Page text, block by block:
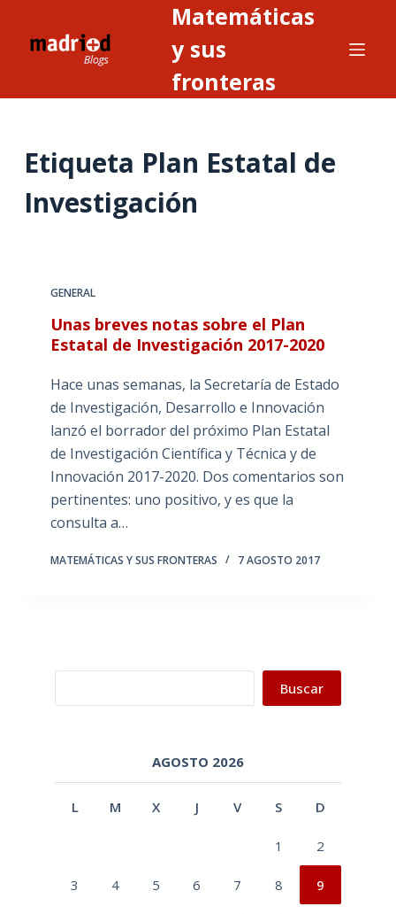
Matemáticas
y sus
fronteras
Etiqueta Plan Estatal de
Investigación
GENERAL
Unas breves notas sobre el Plan
Estatal de Investigación 2017-2020
Hace unas semanas, la Secretaría de Estado
de Investigación, Desarrollo e Innovación
lanzó el borrador del próximo Plan Estatal
de Investigación Científica y Técnica y de
Innovación 2017-2020. Dos comentarios son
pertinentes: uno positivo, y es que la
consulta a…
MATEMÁTICAS Y SUS FRONTERAS 7 AGOSTO 2017
Buscar
AGOSTO 2026
L M X J V S D
1 2
3 4 5 6 7 8 9